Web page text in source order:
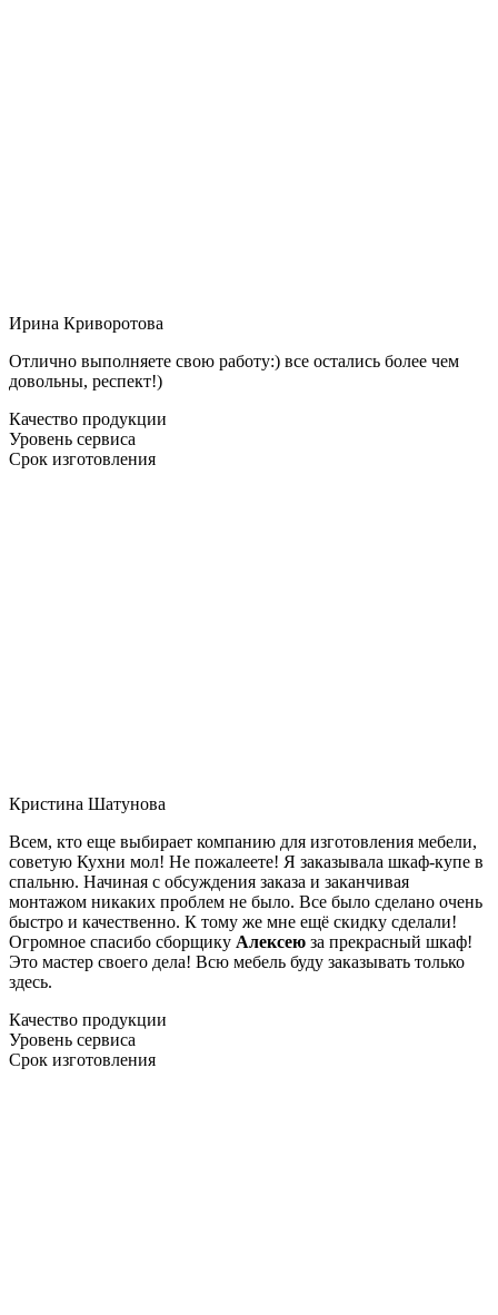
Ирина Криворотова
Отлично выполняете свою работу:) все остались более чем
довольны, респект!)
Качество продукции
Уровень сервиса
Срок изготовления
Кристина Шатунова
Всем, кто еще выбирает компанию для изготовления мебели,
советую Кухни мол! Не пожалеете! Я заказывала шкаф-купе в
спальню. Начиная с обсуждения заказа и заканчивая
монтажом никаких проблем не было. Все было сделано очень
быстро и качественно. К тому же мне ещё скидку сделали!
Огромное спасибо сборщику Алексею за прекрасный шкаф!
Это мастер своего дела! Всю мебель буду заказывать только
здесь.
Качество продукции
Уровень сервиса
Срок изготовления